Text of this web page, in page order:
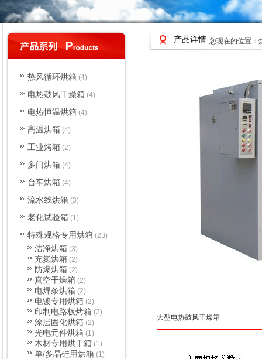
产品详情 您现在的位置：
大型电热鼓风干燥箱
热风循环烘箱 (4)
电热鼓风干燥箱 (4)
电热恒温烘箱 (4)
高温烘箱 (4)
工业烤箱 (2)
多门烘箱 (4)
台车烘箱 (4)
流水线烘箱 (3)
老化试验箱 (1)
特殊规格专用烘箱 (23)
洁净烘箱 (3)
充氮烘箱 (2)
防爆烘箱 (2)
真空干燥箱 (2)
电焊条烘箱 (2)
电镀专用烘箱 (2)
印制电路板烤箱 (2)
涂层固化烘箱 (2)
光电元件烘箱 (1)
木材专用烘干箱 (1)
单/多晶硅用烘箱 (1)